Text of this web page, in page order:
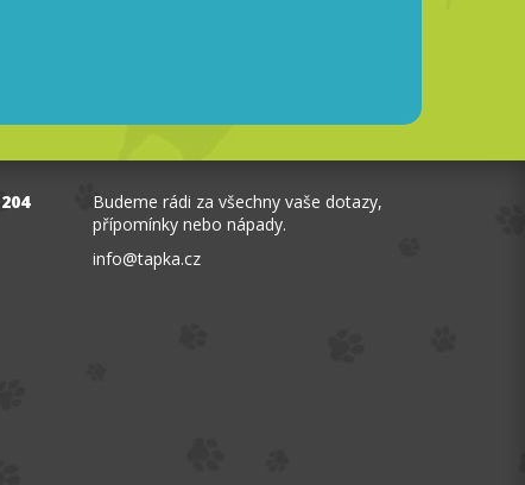
204
Budeme rádi za všechny vaše dotazy,
přípomínky nebo nápady.
info@tapka.cz